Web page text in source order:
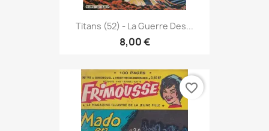
Titans (52) - La Guerre Des...
8,00 €
favorite_border